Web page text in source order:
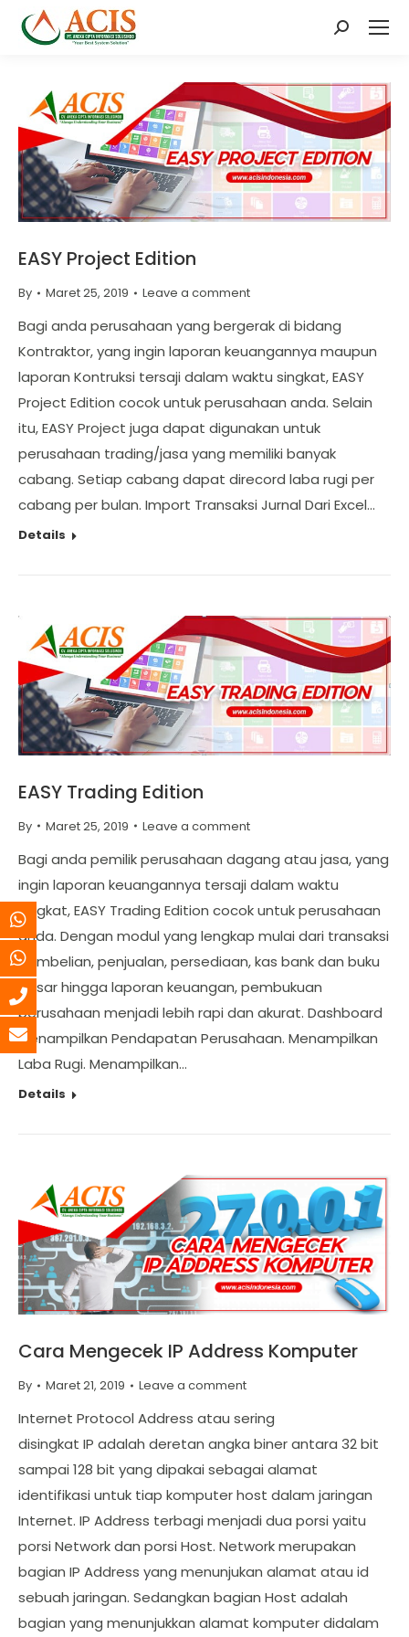
Search:
EASY Project Edition
By Maret 25, 2019 Leave a comment
Bagi anda perusahaan yang bergerak di bidang
Kontraktor, yang ingin laporan keuangannya maupun
laporan Kontruksi tersaji dalam waktu singkat, EASY
Project Edition cocok untuk perusahaan anda. Selain
itu, EASY Project juga dapat digunakan untuk
perusahaan trading/jasa yang memiliki banyak
cabang. Setiap cabang dapat direcord laba rugi per
cabang per bulan. Import Transaksi Jurnal Dari Excel…
Details
EASY Trading Edition
By Maret 25, 2019 Leave a comment
Bagi anda pemilik perusahaan dagang atau jasa, yang
ingin laporan keuangannya tersaji dalam waktu
singkat, EASY Trading Edition cocok untuk perusahaan
anda. Dengan modul yang lengkap mulai dari transaksi
pembelian, penjualan, persediaan, kas bank dan buku
besar hingga laporan keuangan, pembukuan
perusahaan menjadi lebih rapi dan akurat. Dashboard
Menampilkan Pendapatan Perusahaan. Menampilkan
Laba Rugi. Menampilkan…
Details
Cara Mengecek IP Address Komputer
By Maret 21, 2019 Leave a comment
Internet Protocol Address atau sering
disingkat IP adalah deretan angka biner antara 32 bit
sampai 128 bit yang dipakai sebagai alamat
identifikasi untuk tiap komputer host dalam jaringan
Internet. IP Address terbagi menjadi dua porsi yaitu
porsi Network dan porsi Host. Network merupakan
bagian IP Address yang menunjukan alamat atau id
sebuah jaringan. Sedangkan bagian Host adalah
bagian yang menunjukkan alamat komputer didalam